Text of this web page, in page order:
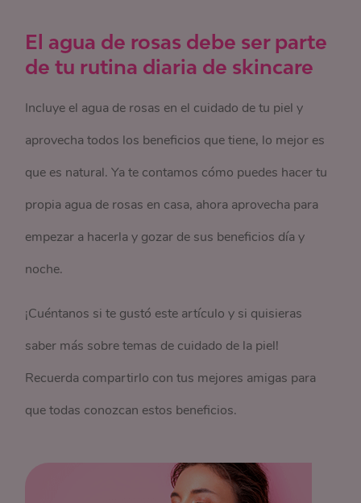
El agua de rosas debe ser parte
de tu rutina diaria de skincare
Incluye el agua de rosas en el cuidado de tu piel y
aprovecha todos los beneficios que tiene, lo mejor es
que es natural. Ya te contamos cómo puedes hacer tu
propia agua de rosas en casa, ahora aprovecha para
empezar a hacerla y gozar de sus beneficios día y
noche.
¡Cuéntanos si te gustó este artículo y si quisieras
saber más sobre temas de cuidado de la piel!
Recuerda compartirlo con tus mejores amigas para
que todas conozcan estos beneficios.